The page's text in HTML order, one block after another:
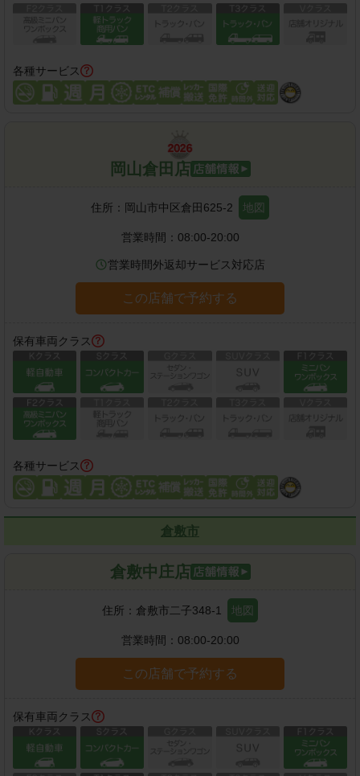
各種サービス
岡山倉田店
住所： 岡山市中区倉田625-2 地図
営業時間： 08:00-20:00
営業時間外返却サービス対応店
この店舗で予約する
保有車両クラス
各種サービス
倉敷市
倉敷中庄店
住所： 倉敷市二子348-1 地図
営業時間： 08:00-20:00
この店舗で予約する
保有車両クラス